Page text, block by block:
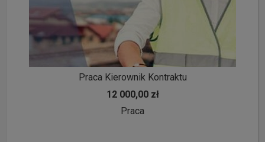
Praca Kierownik Kontraktu
12 000,00 zł
Praca